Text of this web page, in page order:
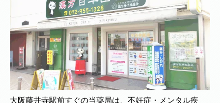
大阪藤井寺駅前すぐの当薬局は、不妊症・メンタル疾